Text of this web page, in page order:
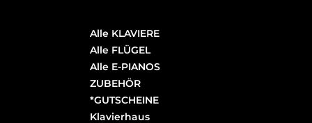
Alle KLAVIERE
Alle FLÜGEL
Alle E-PIANOS
ZUBEHÖR
*GUTSCHEINE
Klavierhaus